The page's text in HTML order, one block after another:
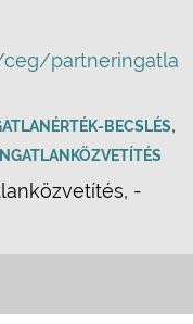
partneringatla
BECSLÉS,
INGATLANKÖZVETÍTÉS
-